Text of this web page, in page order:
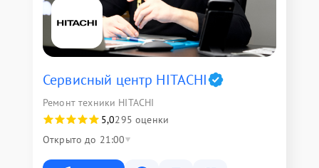
Сервисный центр HITACHI
Ремонт техники HITACHI
5,0295 оценки
Открыто до 21:00